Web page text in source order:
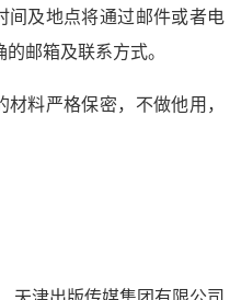
间及地点将通过邮件或者电
邮箱及联系方式。
料严格保密，不做他用，